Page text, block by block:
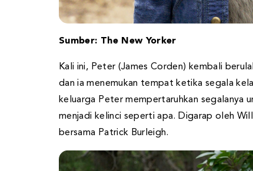
Sumber: The New Yorker
Kali ini, Peter (James Corden) kembali
dan ia menemukan tempat ketika segala
keluarga Peter mempertaruhkan segalanya
menjadi kelinci seperti apa. Digarap oleh
bersama Patrick Burleigh.